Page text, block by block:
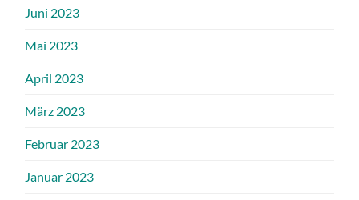
Juni 2023
Mai 2023
April 2023
März 2023
Februar 2023
Januar 2023